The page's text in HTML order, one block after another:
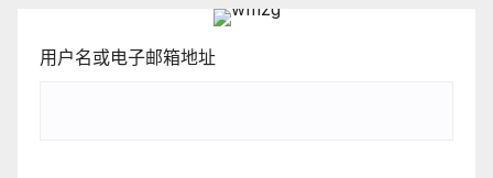
用户名或电子邮箱地址